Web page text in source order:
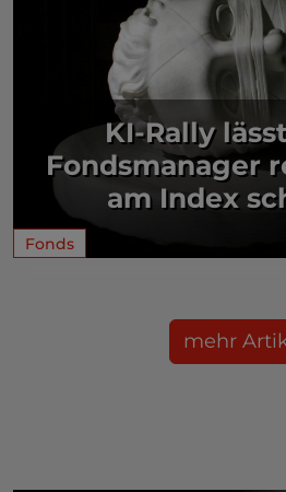
KI-Rally
Fondsmanager
am Index
Fonds
mehr